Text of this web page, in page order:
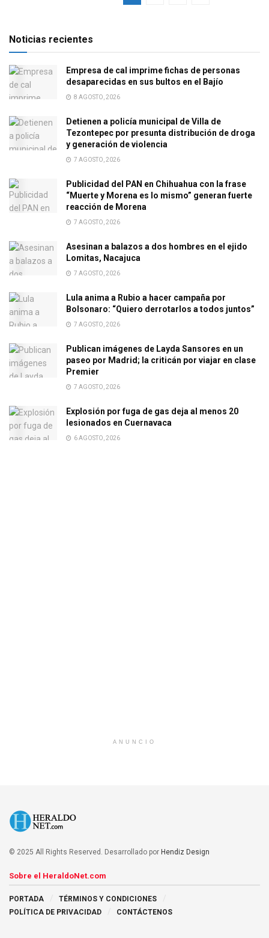
Noticias recientes
Empresa de cal imprime fichas de personas
desaparecidas en sus bultos en el Bajío
8 AGOSTO, 2026
Detienen a policía municipal de Villa de
Tezontepec por presunta distribución de droga
y generación de violencia
7 AGOSTO, 2026
Publicidad del PAN en Chihuahua con la frase
“Muerte y Morena es lo mismo” generan fuerte
reacción de Morena
7 AGOSTO, 2026
Asesinan a balazos a dos hombres en el ejido
Lomitas, Nacajuca
7 AGOSTO, 2026
Lula anima a Rubio a hacer campaña por
Bolsonaro: “Quiero derrotarlos a todos juntos”
7 AGOSTO, 2026
Publican imágenes de Layda Sansores en un
paseo por Madrid; la criticán por viajar en clase
Premier
7 AGOSTO, 2026
Explosión por fuga de gas deja al menos 20
lesionados en Cuernavaca
6 AGOSTO, 2026
ANUNCIO
© 2025 All Rights Reserved. Desarrollado por Hendiz Design
Sobre el HeraldoNet.com
PORTADA
TÉRMINOS Y CONDICIONES
POLÍTICA DE PRIVACIDAD
CONTÁCTENOS